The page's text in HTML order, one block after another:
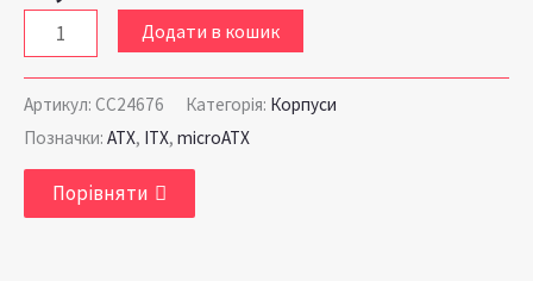
Додати в кошик
Артикул: CC24676 Категорія: Корпуси
Позначки: ATX, ITX, microATX
Порівняти